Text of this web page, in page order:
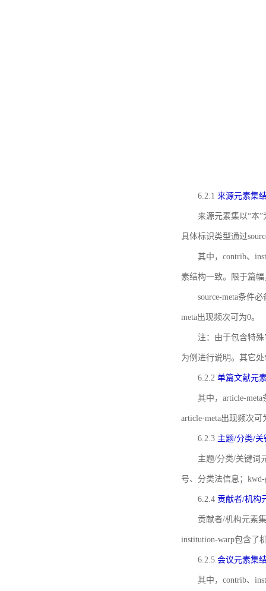
6.2.1 来源元素集
来源元素集以“本
具体标识类型通过
其中，contrib、
素结构一致。限于篇
source-meta条件
meta出现频次可为0。
注：由于包含特殊
为例进行说明。其它
6.2.2 单篇文献元
其中，article-
article-meta出现频次可
6.2.3 主题/分类/
主题/分类/关键词
号、分类法信息；
6.2.4 贡献者/机构
贡献者/机构元素
institution-warp包含了
6.2.5 会议元素集
其中，contrib、